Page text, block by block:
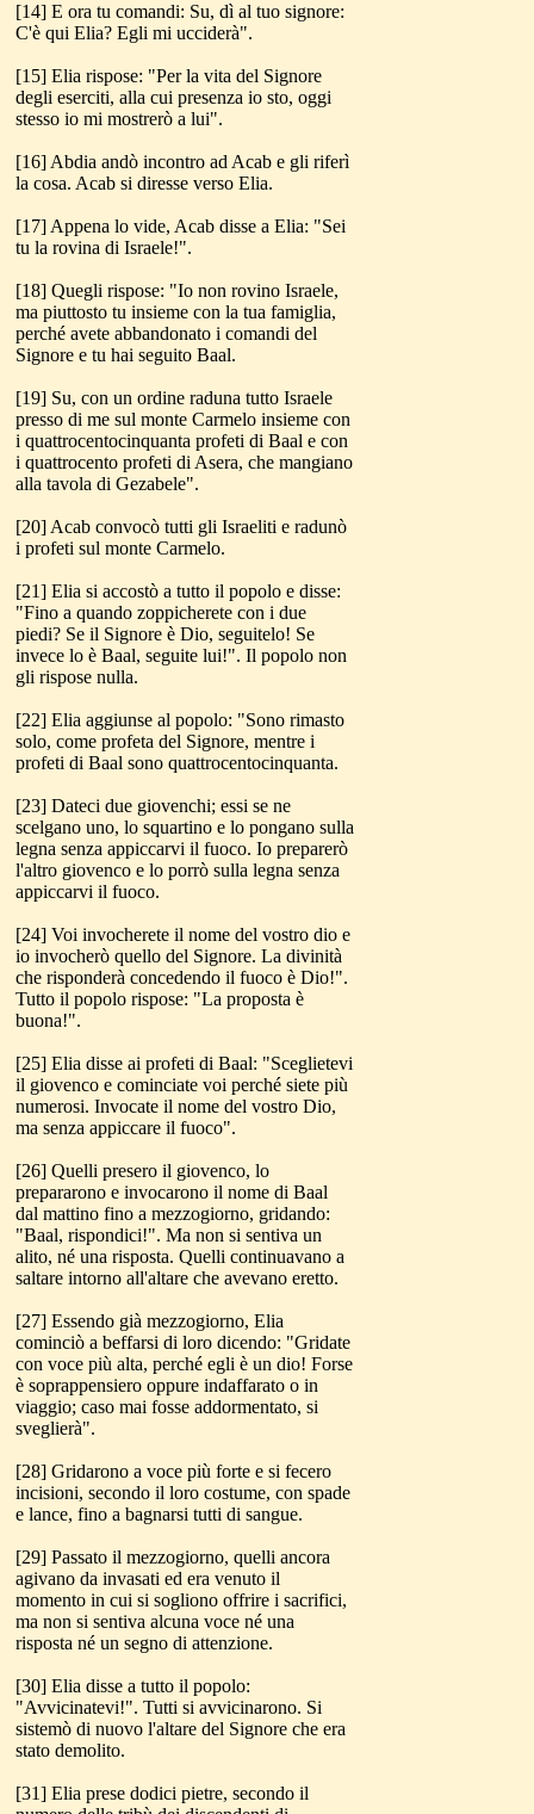
[14] E ora tu comandi: Su, dì al tuo signore:
C'è qui Elia? Egli mi ucciderà".
[15] Elia rispose: "Per la vita del Signore
degli eserciti, alla cui presenza io sto, oggi
stesso io mi mostrerò a lui".
[16] Abdia andò incontro ad Acab e gli riferì
la cosa. Acab si diresse verso Elia.
[17] Appena lo vide, Acab disse a Elia: "Sei
tu la rovina di Israele!".
[18] Quegli rispose: "Io non rovino Israele,
ma piuttosto tu insieme con la tua famiglia,
perché avete abbandonato i comandi del
Signore e tu hai seguito Baal.
[19] Su, con un ordine raduna tutto Israele
presso di me sul monte Carmelo insieme con
i quattrocentocinquanta profeti di Baal e con
i quattrocento profeti di Asera, che mangiano
alla tavola di Gezabele".
[20] Acab convocò tutti gli Israeliti e radunò
i profeti sul monte Carmelo.
[21] Elia si accostò a tutto il popolo e disse:
"Fino a quando zoppicherete con i due
piedi? Se il Signore è Dio, seguitelo! Se
invece lo è Baal, seguite lui!". Il popolo non
gli rispose nulla.
[22] Elia aggiunse al popolo: "Sono rimasto
solo, come profeta del Signore, mentre i
profeti di Baal sono quattrocentocinquanta.
[23] Dateci due giovenchi; essi se ne
scelgano uno, lo squartino e lo pongano sulla
legna senza appiccarvi il fuoco. Io preparerò
l'altro giovenco e lo porrò sulla legna senza
appiccarvi il fuoco.
[24] Voi invocherete il nome del vostro dio e
io invocherò quello del Signore. La divinità
che risponderà concedendo il fuoco è Dio!".
Tutto il popolo rispose: "La proposta è
buona!".
[25] Elia disse ai profeti di Baal: "Sceglietevi
il giovenco e cominciate voi perché siete più
numerosi. Invocate il nome del vostro Dio,
ma senza appiccare il fuoco".
[26] Quelli presero il giovenco, lo
prepararono e invocarono il nome di Baal
dal mattino fino a mezzogiorno, gridando:
"Baal, rispondici!". Ma non si sentiva un
alito, né una risposta. Quelli continuavano a
saltare intorno all'altare che avevano eretto.
[27] Essendo già mezzogiorno, Elia
cominciò a beffarsi di loro dicendo: "Gridate
con voce più alta, perché egli è un dio! Forse
è soprappensiero oppure indaffarato o in
viaggio; caso mai fosse addormentato, si
sveglierà".
[28] Gridarono a voce più forte e si fecero
incisioni, secondo il loro costume, con spade
e lance, fino a bagnarsi tutti di sangue.
[29] Passato il mezzogiorno, quelli ancora
agivano da invasati ed era venuto il
momento in cui si sogliono offrire i sacrifici,
ma non si sentiva alcuna voce né una
risposta né un segno di attenzione.
[30] Elia disse a tutto il popolo:
"Avvicinatevi!". Tutti si avvicinarono. Si
sistemò di nuovo l'altare del Signore che era
stato demolito.
[31] Elia prese dodici pietre, secondo il